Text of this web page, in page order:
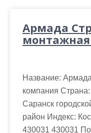
Армада
Название:
компания
Саранск
район Индекс:
430031 430031